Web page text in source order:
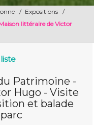
/ Expositions
/
littéraire de Victor
Patrimoine -
Hugo - Visite
et balade